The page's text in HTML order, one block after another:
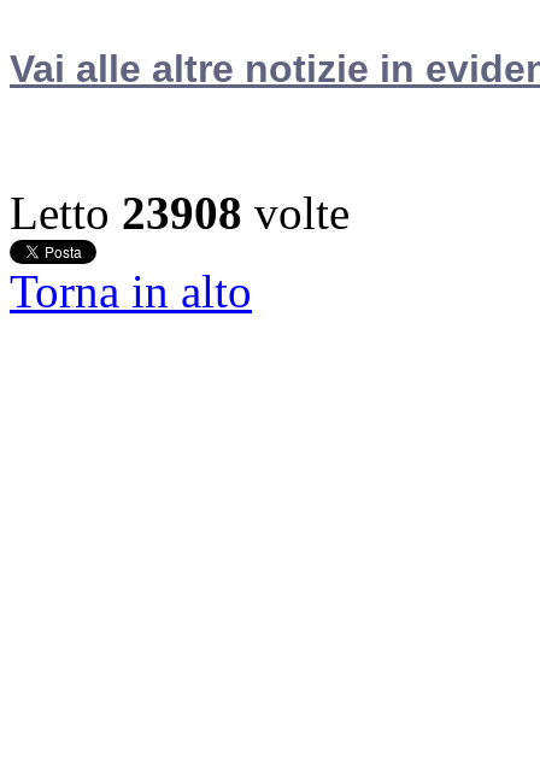
Vai alle altre notizie in
Letto 23908 volte
Torna in alto